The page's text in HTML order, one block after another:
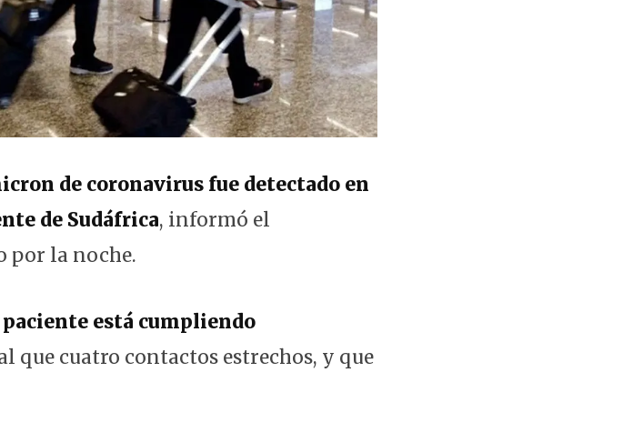
de coronavirus fue detectado en
de Sudáfrica, informó el
por la noche.
está cumpliendo
que cuatro contactos estrechos, y que